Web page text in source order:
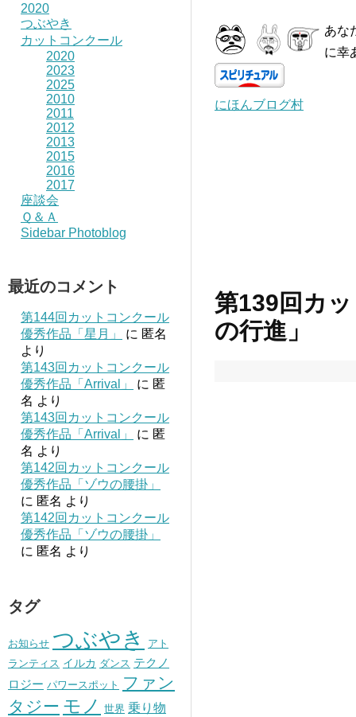
2020
つぶやき
カットコンクール
2020
2023
2025
2010
2011
2012
2013
2015
2016
2017
座談会
Ｑ＆Ａ
Sidebar Photoblog
最近のコメント
第144回カットコンクール
優秀作品「星月」
に 匿名
より
第143回カットコンクール
優秀作品「Arrival」
に 匿
名 より
第143回カットコンクール
優秀作品「Arrival」
に 匿
名 より
第142回カットコンクール
優秀作品「ゾウの腰掛」
に 匿名 より
第142回カットコンクール
優秀作品「ゾウの腰掛」
に 匿名 より
タグ
お知らせ つぶやき
アト
ランティス イルカ ダンス テクノ
ロジー パワースポット ファン
タジー モノ 世界 乗り物
あな
に幸
にほんブログ村
第139回カ
の行進」